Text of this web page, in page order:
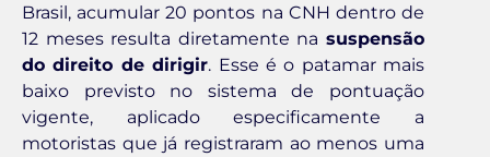
Brasil, acumular 20 pontos na CNH dentro de
12 meses resulta diretamente na suspensão
do direito de dirigir. Esse é o patamar mais
baixo previsto no sistema de pontuação
vigente, aplicado especificamente a
motoristas que já registraram ao menos uma